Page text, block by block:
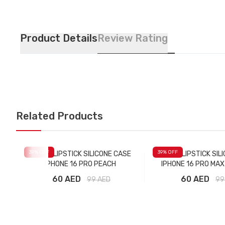
Product DetailsReview Rating
Related Products
39 % OFF
RHODE LIPSTICK SILICONE CASE
IPHONE 16 PRO PEACH
60 AED 99AED
39% OFF
RHODE LIPSTICK
IPHONE 16 PRO
60 AED 99